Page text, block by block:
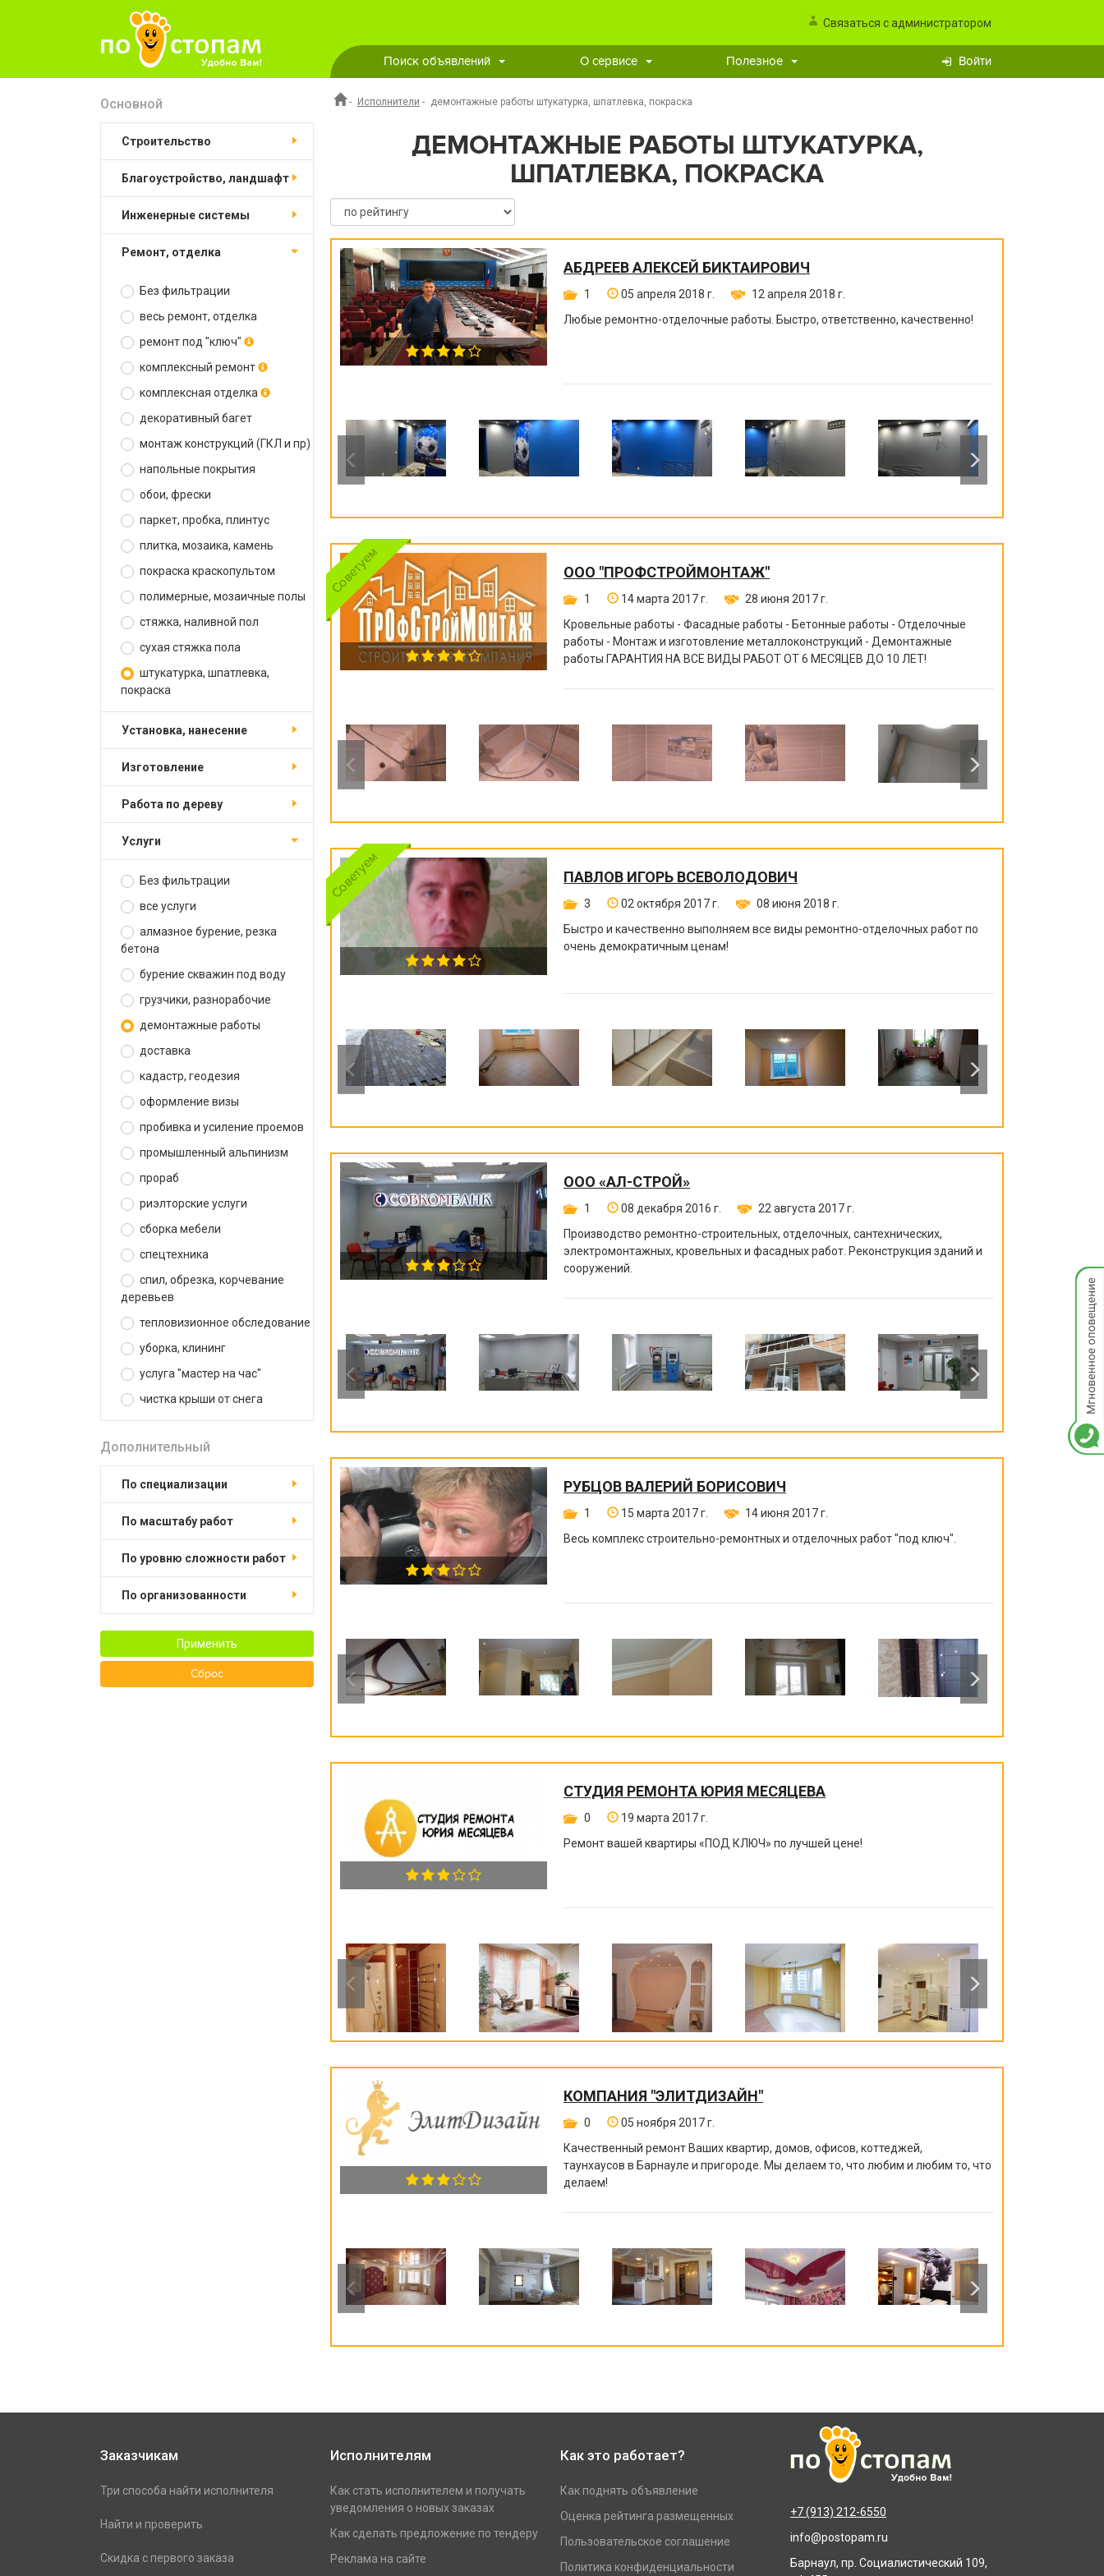
Связаться с администратором
Поиск объявлений О сервисе Полезное Войти
Основной
строительство
благоустройство, ландшафт
инженерные системы
ремонт, отделка
Без фильтрации
весь ремонт, отделка
ремонт под "ключ"
комплексный ремонт
комплексная отделка
декоративный багет
монтаж конструкций (ГКЛ и пр)
напольные покрытия
обои, фрески
паркет, пробка, плинтус
плитка, мозаика, камень
покраска краскопультом
полимерные, мозаичные полы
стяжка, наливной пол
сухая стяжка пола
штукатурка, шпатлевка,
покраска
установка, нанесение
изготовление
работа по дереву
услуги
Без фильтрации
все услуги
алмазное бурение, резка
бетона
бурение скважин под воду
грузчики, разнорабочие
демонтажные работы
доставка
кадастр, геодезия
оформление визы
пробивка и усиление проемов
промышленный альпинизм
прораб
риэлторские услуги
сборка мебели
спецтехника
спил, обрезка, корчевание
деревьев
тепловизионное обследование
уборка, клининг
услуга "мастер на час"
чистка крыши от снега
Дополнительный
по специализации
по масштабу работ
по уровню сложности работ
по организованности
Применить
Сброс
- Исполнители - демонтажные работы штукатурка, шпатлевка, покраска
ДЕМОНТАЖНЫЕ РАБОТЫ ШТУКАТУРКА,
ШПАТЛЕВКА, ПОКРАСКА
АБДРЕЕВ АЛЕКСЕЙ БИКТАИРОВИЧ
1 05 апреля 2018 г.
12 апреля 2018 г.
Любые ремонтно-отделочные работы. Быстро, ответственно, качественно!
ООО "ПРОФСТРОЙМОНТАЖ"
1 14 марта 2017 г.
28 июня 2017 г.
Кровельные работы - Фасадные работы - Бетонные работы - Отделочные
работы - Монтаж и изготовление металлоконструкций - Демонтажные
работы ГАРАНТИЯ НА ВСЕ ВИДЫ РАБОТ ОТ 6 МЕСЯЦЕВ ДО 10 ЛЕТ!
ПАВЛОВ ИГОРЬ ВСЕВОЛОДОВИЧ
3 02 октября 2017 г.
08 июня 2018 г.
Быстро и качественно выполняем все виды ремонтно-отделочных работ по
очень демократичным ценам!
ООО «АЛ-СТРОЙ»
1 08 декабря 2016 г.
22 августа 2017 г.
Производство ремонтно-строительных, отделочных, сантехнических,
электромонтажных, кровельных и фасадных работ. Реконструкция зданий и
сооружений.
РУБЦОВ ВАЛЕРИЙ БОРИСОВИЧ
1 15 марта 2017 г.
14 июня 2017 г.
Весь комплекс строительно-ремонтных и отделочных работ "под ключ".
СТУДИЯ РЕМОНТА ЮРИЯ МЕСЯЦЕВА
0
19 марта 2017 г.
Ремонт вашей квартиры «ПОД КЛЮЧ» по лучшей цене!
КОМПАНИЯ "ЭЛИТДИЗАЙН"
0
05 ноября 2017 г.
Качественный ремонт Ваших квартир, домов, офисов, коттеджей,
таунхаусов в Барнауле и пригороде. Мы делаем то, что любим и любим то, что
делаем!
Заказчикам
Три способа найти исполнителя
Найти и проверить
Скидка с первого заказа
Исполнителям
Как стать исполнителем и получать
уведомления о новых заказах
Как сделать предложение по тендеру
Реклама на сайте
Как это работает?
Как поднять объявление
Оценка рейтинга размещенных
Пользовательское соглашение
Политика конфиденциальности
+7 (913) 212-6550
info@postopam.ru
Барнаул, пр. Социалистический 109,